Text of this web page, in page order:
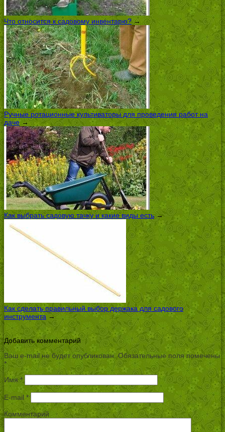
Что относится к садовому инвентарю?→
Ручные ротационные культиваторы для проведения работ на
даче →
Как выбрать садовую тачку и какие виды есть→
Как сделать правильный выбор держака для садового
инструмента →
Добавить комментарий
Ваш e-mail не будет опубликован.Обязательные поля помечены
*
Имя*
E-mail *
Комментарий